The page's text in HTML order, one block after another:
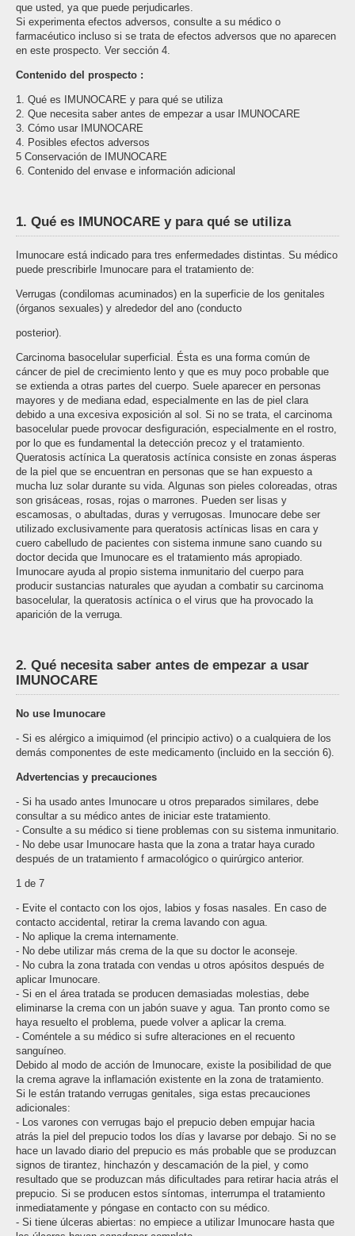
que usted, ya que puede perjudicarles.
Si experimenta efectos adversos, consulte a su médico o
farmacéutico incluso si se trata de efectos adversos que no aparecen
en este prospecto. Ver sección 4.
Contenido del prospecto :
1. Qué es IMUNOCARE y para qué se utiliza
2. Que necesita saber antes de empezar a usar IMUNOCARE
3. Cómo usar IMUNOCARE
4. Posibles efectos adversos
5 Conservación de IMUNOCARE
6. Contenido del envase e información adicional
1. Qué es IMUNOCARE y para qué se utiliza
Imunocare está indicado para tres enfermedades distintas. Su médico
puede prescribirle Imunocare para el tratamiento de:
Verrugas (condilomas acuminados) en la superficie de los genitales
(órganos sexuales) y alrededor del ano (conducto
posterior).
Carcinoma basocelular superficial. Ésta es una forma común de
cáncer de piel de crecimiento lento y que es muy poco probable que
se extienda a otras partes del cuerpo. Suele aparecer en personas
mayores y de mediana edad, especialmente en las de piel clara
debido a una excesiva exposición al sol. Si no se trata, el carcinoma
basocelular puede provocar desfiguración, especialmente en el rostro,
por lo que es fundamental la detección precoz y el tratamiento.
Queratosis actínica La queratosis actínica consiste en zonas ásperas
de la piel que se encuentran en personas que se han expuesto a
mucha luz solar durante su vida. Algunas son pieles coloreadas, otras
son grisáceas, rosas, rojas o marrones. Pueden ser lisas y
escamosas, o abultadas, duras y verrugosas. Imunocare debe ser
utilizado exclusivamente para queratosis actínicas lisas en cara y
cuero cabelludo de pacientes con sistema inmune sano cuando su
doctor decida que Imunocare es el tratamiento más apropiado.
Imunocare ayuda al propio sistema inmunitario del cuerpo para
producir sustancias naturales que ayudan a combatir su carcinoma
basocelular, la queratosis actínica o el virus que ha provocado la
aparición de la verruga.
2. Qué necesita saber antes de empezar a usar
IMUNOCARE
No use Imunocare
- Si es alérgico a imiquimod (el principio activo) o a cualquiera de los
demás componentes de este medicamento (incluido en la sección 6).
Advertencias y precauciones
- Si ha usado antes Imunocare u otros preparados similares, debe
consultar a su médico antes de iniciar este tratamiento.
- Consulte a su médico si tiene problemas con su sistema inmunitario.
- No debe usar Imunocare hasta que la zona a tratar haya curado
después de un tratamiento f armacológico o quirúrgico anterior.
1 de 7
- Evite el contacto con los ojos, labios y fosas nasales. En caso de
contacto accidental, retirar la crema lavando con agua.
- No aplique la crema internamente.
- No debe utilizar más crema de la que su doctor le aconseje.
- No cubra la zona tratada con vendas u otros apósitos después de
aplicar Imunocare.
- Si en el área tratada se producen demasiadas molestias, debe
eliminarse la crema con un jabón suave y agua. Tan pronto como se
haya resuelto el problema, puede volver a aplicar la crema.
- Coméntele a su médico si sufre alteraciones en el recuento
sanguíneo.
Debido al modo de acción de Imunocare, existe la posibilidad de que
la crema agrave la inflamación existente en la zona de tratamiento.
Si le están tratando verrugas genitales, siga estas precauciones
adicionales:
- Los varones con verrugas bajo el prepucio deben empujar hacia
atrás la piel del prepucio todos los días y lavarse por debajo. Si no se
hace un lavado diario del prepucio es más probable que se produzcan
signos de tirantez, hinchazón y descamación de la piel, y como
resultado que se produzcan más dificultades para retirar hacia atrás el
prepucio. Si se producen estos síntomas, interrumpa el tratamiento
inmediatamente y póngase en contacto con su médico.
- Si tiene úlceras abiertas: no empiece a utilizar Imunocare hasta que